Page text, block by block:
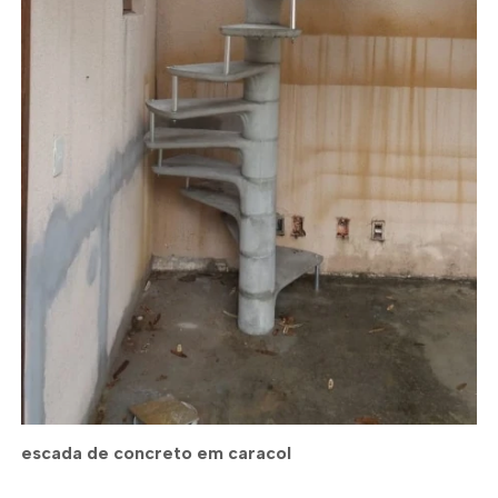
escada de concreto em caracol